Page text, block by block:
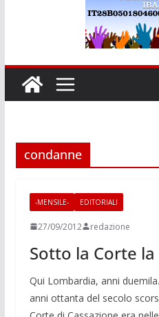
condanne
-MENSILE- EDITORIALI
27/09/2012 redazione
Sotto la Corte
Qui Lombardia, anni
anni ottanta del secolo